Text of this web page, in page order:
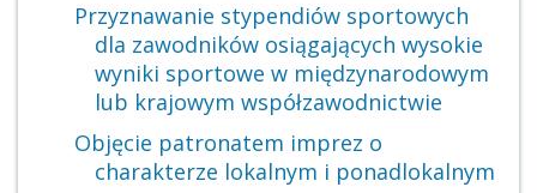
Przyznawanie stypendiów sportowych
dla zawodników osiągających wysokie
wyniki sportowe w międzynarodowym
lub krajowym współzawodnictwie
Objęcie patronatem imprez o
charakterze lokalnym i ponadlokalnym